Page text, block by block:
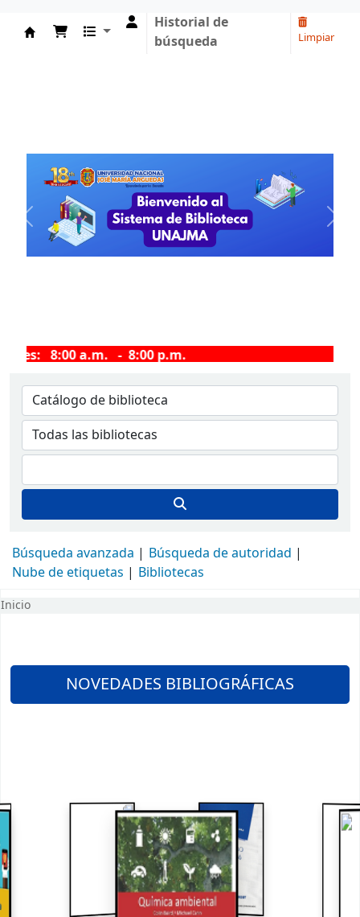
Sistema de Biblioteca - UNAJMA
Historial de
búsqueda
Limpiar
8:00 a.m. - 8:00 p.m.
Previous Next
Búsqueda avanzada
Búsqueda de autoridad
Nube de etiquetas
Bibliotecas
Inicio
NOVEDADES BIBLIOGRÁFICAS